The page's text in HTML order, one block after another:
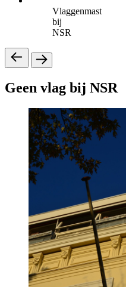
Vlaggenmast
bij
NSR
Geen vlag bij NSR